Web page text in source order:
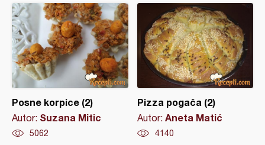
Posne korpice (2)
Autor: Suzana Mitic
5062
Pizza pogača (2)
Autor: Aneta Matić
4140